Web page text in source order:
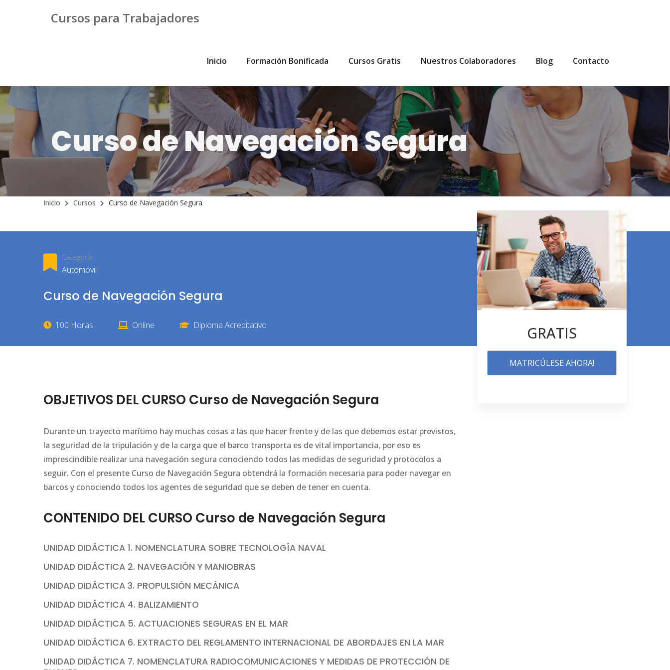
Cursos para Trabajadores
Inicio Formación Bonificada Cursos Gratis Nuestros Colaboradores Blog Contacto
Curso de Navegación Segura
Inicio Cursos Curso de Navegación Segura
Categoría
Automóvil
Curso de Navegación Segura
100 Horas Online Diploma Acreditativo
OBJETIVOS DEL CURSO Curso de Navegación Segura
Durante un trayecto marítimo hay muchas cosas a las que hacer frente y de las que debemos estar previstos,
la seguridad de la tripulación y de la carga que el barco transporta es de vital importancia, por eso es
imprescindible realizar una navegación segura conociendo todos las medidas de seguridad y protocolos a
seguir. Con el presente Curso de Navegación Segura obtendrá la formación necesaria para poder navegar en
barcos y conociendo todos los agentes de seguridad que se deben de tener en cuenta.
CONTENIDO DEL CURSO Curso de Navegación Segura
UNIDAD DIDÁCTICA 1. NOMENCLATURA SOBRE TECNOLOGÍA NAVAL
UNIDAD DIDÁCTICA 2. NAVEGACIÓN Y MANIOBRAS
UNIDAD DIDÁCTICA 3. PROPULSIÓN MECÁNICA
UNIDAD DIDÁCTICA 4. BALIZAMIENTO
UNIDAD DIDÁCTICA 5. ACTUACIONES SEGURAS EN EL MAR
UNIDAD DIDÁCTICA 6. EXTRACTO DEL REGLAMENTO INTERNACIONAL DE ABORDAJES EN LA MAR
UNIDAD DIDÁCTICA 7. NOMENCLATURA RADIOCOMUNICACIONES Y MEDIDAS DE PROTECCIÓN DE
GRATIS
MATRICÚLESE AHORA!